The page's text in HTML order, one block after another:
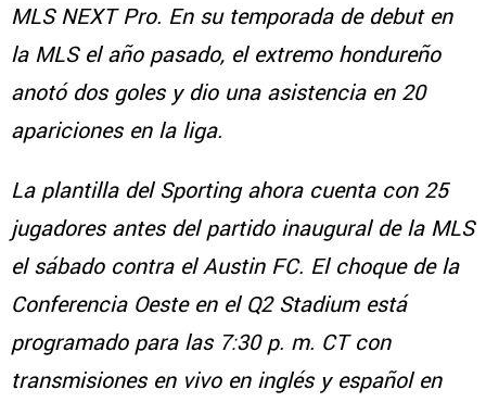
MLS NEXT Pro. En su temporada de debut en
la MLS el año pasado, el extremo hondureño
anotó dos goles y dio una asistencia en 20
apariciones en la liga.
La plantilla del Sporting ahora cuenta con 25
jugadores antes del partido inaugural de la MLS
el sábado contra el Austin FC. El choque de la
Conferencia Oeste en el Q2 Stadium está
programado para las 7:30 p. m. CT con
transmisiones en vivo en inglés y español en